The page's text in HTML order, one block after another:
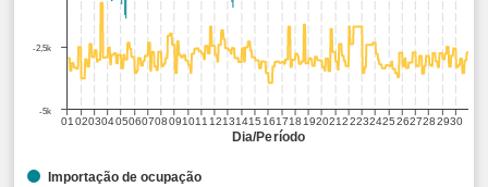
Dia/Período
01 02030405060708091011 12131415 161718 192021222324252627282930
-5k
-2,5k
Importação de ocupação